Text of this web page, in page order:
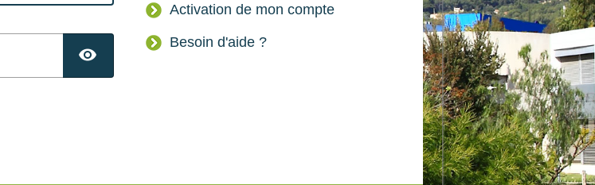
TOGGLE PASSWORD
Activation de mon compte
Besoin d'aide ?